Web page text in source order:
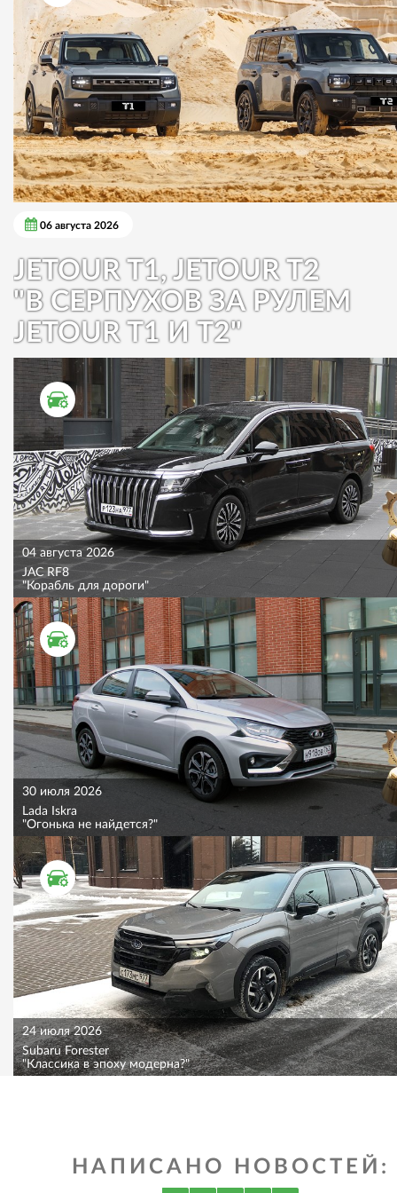
06 августа 2026
JETOUR T1, JETOUR T2
"В СЕРПУХОВ ЗА РУЛЕМ
JETOUR T1 И T2"
ТЕСТ ДРАЙВ
04 августа 2026
JAC RF8
"Корабль для дороги"
ТЕСТ ДРАЙВ
30 июля 2026
Lada Iskra
"Огонька не найдется?"
ТЕСТ ДРАЙВ
24 июля 2026
Subaru Forester
"Классика в эпоху модерна?"
НАПИСАНО НОВОСТЕЙ: